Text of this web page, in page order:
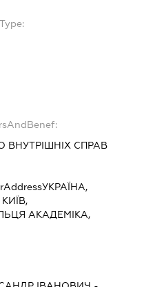
ВНУТРІШНІХ СПРАВ
УКРАЇНА,
АКАДЕМІКА,